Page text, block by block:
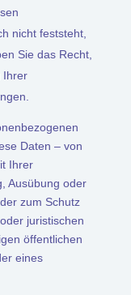
nicht feststeht,
Sie das Recht,
Ihrer
Daten – von
Ihrer
Ausübung oder
zum Schutz
juristischen
öffentlichen
eines